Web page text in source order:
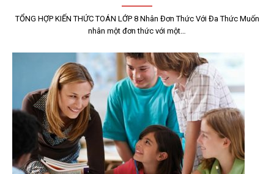
TỔNG HỢP KIẾN THỨC TOÁN LỚP 8 Nhân Đơn Thức Với Đa Thức Muốn
nhân một đơn thức với một…